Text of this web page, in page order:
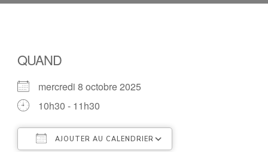
QUAND
mercredi 8 octobre 2025
10h30 - 11h30
AJOUTER AU CALENDRIER